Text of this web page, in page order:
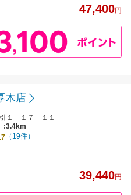
47,400円
木店
１－１７－１１
:3.4km
（19件）
39,440円